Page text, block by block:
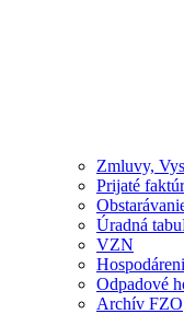
Zmluvy,
Prijaté
Úradná
VZN
Odpadové
Archív FZO